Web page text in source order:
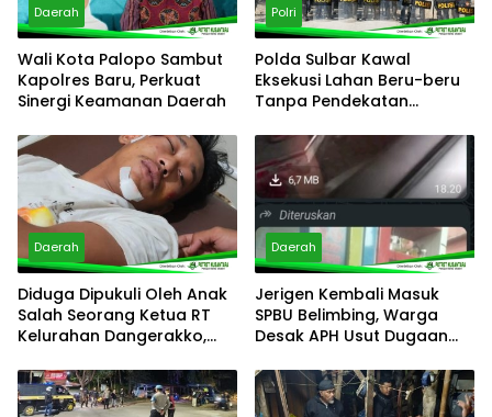
Daerah
Wali Kota Palopo Sambut
Kapolres Baru, Perkuat
Sinergi Keamanan Daerah
Polri
Polda Sulbar Kawal
Eksekusi Lahan Beru-beru
Tanpa Pendekatan
Daerah
Diduga Dipukuli Oleh Anak
Salah Seorang Ketua RT
Kelurahan Dangerakko,
Bertindak Cepat
Daerah
Jerigen Kembali Masuk
SPBU Belimbing, Warga
Desak APH Usut Dugaan